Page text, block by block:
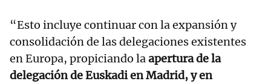
“Esto incluye continuar con la expansión y
consolidación de las delegaciones existentes
en Europa, propiciando laapertura de la
delegación de Euskadi en Madrid, y en